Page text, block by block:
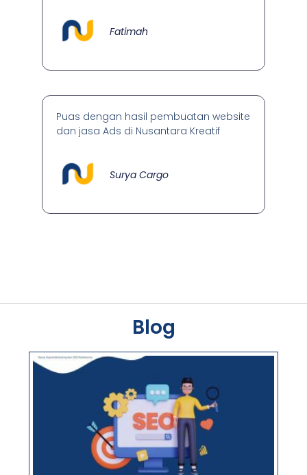
Fatimah
Puas dengan hasil pembuatan website
dan jasa Ads di Nusantara Kreatif
Surya Cargo
Blog